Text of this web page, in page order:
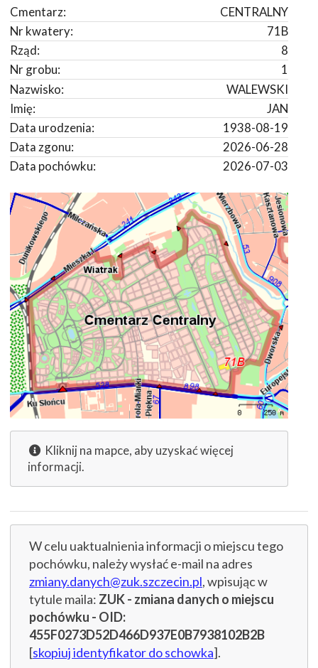
CENTRALNY
Cmentarz:
71B
Nr kwatery:
8
Rząd:
1
Nr grobu:
WALEWSKI
Nazwisko:
JAN
Imię:
1938-08-19
Data urodzenia:
2026-06-28
Data zgonu:
2026-07-03
Data pochówku:
Kliknij na mapce, aby uzyskać więcej
informacji.
W celu uaktualnienia informacji o miejscu tego
pochówku, należy wysłać e-mail na adres
zmiany.danych@zuk.szczecin.pl, wpisując w
tytule maila: ZUK - zmiana danych o miejscu
pochówku - OID:
455F0273D52D466D937E0B7938102B2B
[skopiuj identyfikator do schowka].